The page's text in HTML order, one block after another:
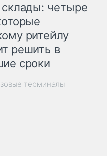
склады: четыре
ритейлу
решить в
сроки
терминалы